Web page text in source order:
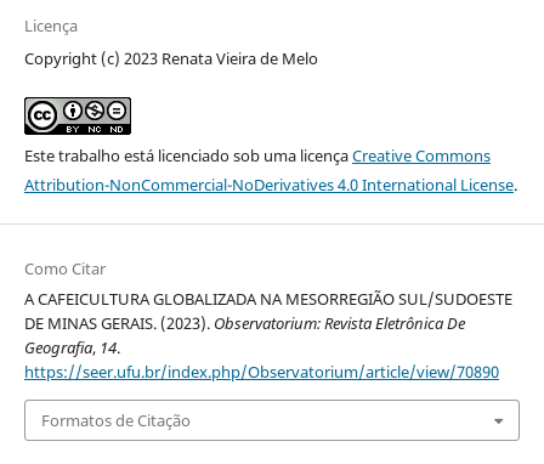
Licença
Copyright (c) 2023 Renata Vieira de Melo
Este trabalho está licenciado sob uma licençaCreative Commons
Attribution-NonCommercial-NoDerivatives 4.0 International License.
Como Citar
A CAFEICULTURA GLOBALIZADA NA MESORREGIÃO SUL/SUDOESTE
DE MINAS GERAIS. (2023). Observatorium: Revista Eletrônica De
Geografia, 14.
https://seer.ufu.br/index.php/Observatorium/article/view/70890
Formatos de Citação